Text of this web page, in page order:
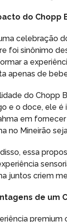
do Chopp
celebração
foi sinônimo
a
apenas de
do Chopp
e o doce, ele é
em
no Mineirão
essa
juntos criem
de um
premium